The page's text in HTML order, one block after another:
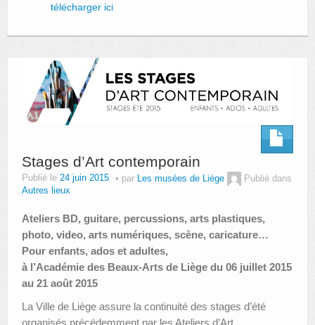
télécharger ici
Stages d’Art contemporain
Publié le 24 juin 2015 par Les musées de Liège
Publié dans
Autres lieux
Ateliers BD, guitare, percussions, arts plastiques,
photo, video, arts numériques, scène, caricature…
Pour enfants, ados et adultes,
à l’Académie des Beaux-Arts de Liège du 06 juillet 2015
au 21 août 2015
La Ville de Liège assure la continuité des stages d’été